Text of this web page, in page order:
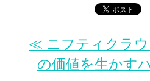
≪ ニフティクラウ
の価値を生かす